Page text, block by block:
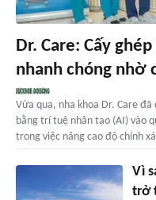
Dr. Care: Cấy
nhanh chóng nhờ
Vừa qua, nha khoa Dr. Care
bằng trí tuệ nhân tạo (AI) vào
trong việc nâng cao độ chính
Vì
trở